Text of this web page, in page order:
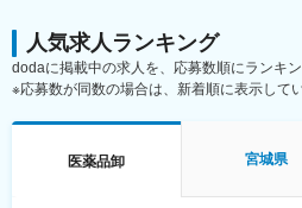
月間売上100万円を超えた分の5％
（例）売上150万円の場合、50万
されます。
立。医科系大学や公的研究機関、
す。世界的に認知される
◎エリア：仙台エリア全般
◎出社は週1日程度、ミーティン
んのびのびと就業しております◎
人気求人ランキング
dodaに掲載中の求人を、応募数順にランキ
※応募数が同数の場合は、新着順に表示してい
医薬品卸 宮城県